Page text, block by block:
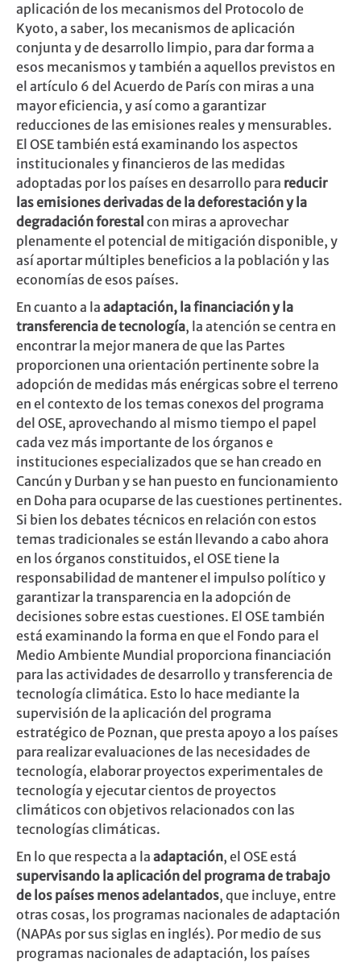
aplicación de los mecanismos del Protocolo de
Kyoto, a saber, los mecanismos de aplicación
conjunta y de desarrollo limpio, para dar forma a
esos mecanismos y también a aquellos previstos en
el artículo 6 del Acuerdo de París con miras a una
mayor eficiencia, y así como a garantizar
reducciones de las emisiones reales y mensurables.
El OSE también está examinando los aspectos
institucionales y financieros de las medidas
adoptadas por los países en desarrollo para reducir
las emisiones derivadas de la deforestación y la
degradación forestal con miras a aprovechar
plenamente el potencial de mitigación disponible, y
así aportar múltiples beneficios a la población y las
economías de esos países.
En cuanto a la adaptación, la financiación y la
transferencia de tecnología, la atención se centra en
encontrar la mejor manera de que las Partes
proporcionen una orientación pertinente sobre la
adopción de medidas más enérgicas sobre el terreno
en el contexto de los temas conexos del programa
del OSE, aprovechando al mismo tiempo el papel
cada vez más importante de los órganos e
instituciones especializados que se han creado en
Cancún y Durban y se han puesto en funcionamiento
en Doha para ocuparse de las cuestiones pertinentes.
Si bien los debates técnicos en relación con estos
temas tradicionales se están llevando a cabo ahora
en los órganos constituidos, el OSE tiene la
responsabilidad de mantener el impulso político y
garantizar la transparencia en la adopción de
decisiones sobre estas cuestiones. El OSE también
está examinando la forma en que el Fondo para el
Medio Ambiente Mundial proporciona financiación
para las actividades de desarrollo y transferencia de
tecnología climática. Esto lo hace mediante la
supervisión de la aplicación del programa
estratégico de Poznan, que presta apoyo a los países
para realizar evaluaciones de las necesidades de
tecnología, elaborar proyectos experimentales de
tecnología y ejecutar cientos de proyectos
climáticos con objetivos relacionados con las
tecnologías climáticas.
En lo que respecta a la adaptación, el OSE está
supervisando la aplicación del programa de trabajo
de los países menos adelantados, que incluye, entre
otras cosas, los programas nacionales de adaptación
(NAPAs por sus siglas en inglés). Por medio de sus
programas nacionales de adaptación, los países